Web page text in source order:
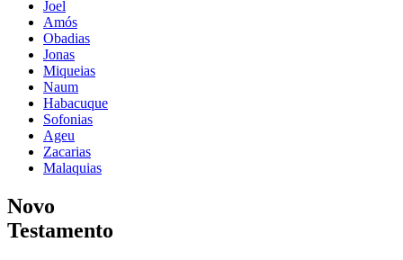
Joel
Amós
Obadias
Jonas
Miqueias
Naum
Habacuque
Sofonias
Ageu
Zacarias
Malaquias
Novo
Testamento